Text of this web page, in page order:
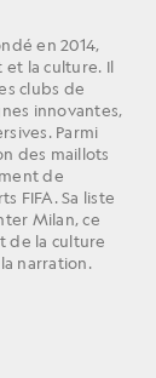
en 2014,
et la culture. Il
clubs de
innovantes,
Parmi
des maillots
de
FIFA. Sa liste
Milan, ce
de la culture
narration.